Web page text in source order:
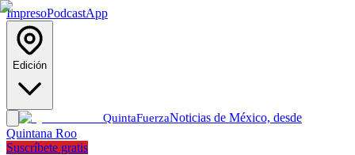
ImpresoPodcastApp
Edición
QuintaFuerzaNoticias de México, desde
Quintana Roo
Suscríbete gratis